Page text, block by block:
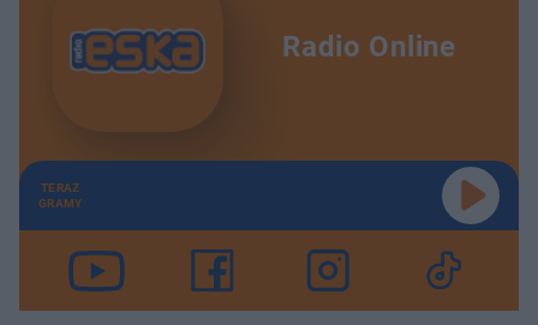
Radio Online
TERAZ
GRAMY